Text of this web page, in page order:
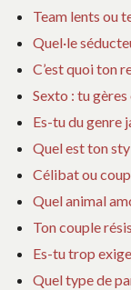
Team lents ou
Quel·le
C’est quoi ton
Sexto : tu gères
Es-tu du genre
Quel est ton
Célibat ou
Quel animal
Ton couple
Es-tu trop
Quel type de